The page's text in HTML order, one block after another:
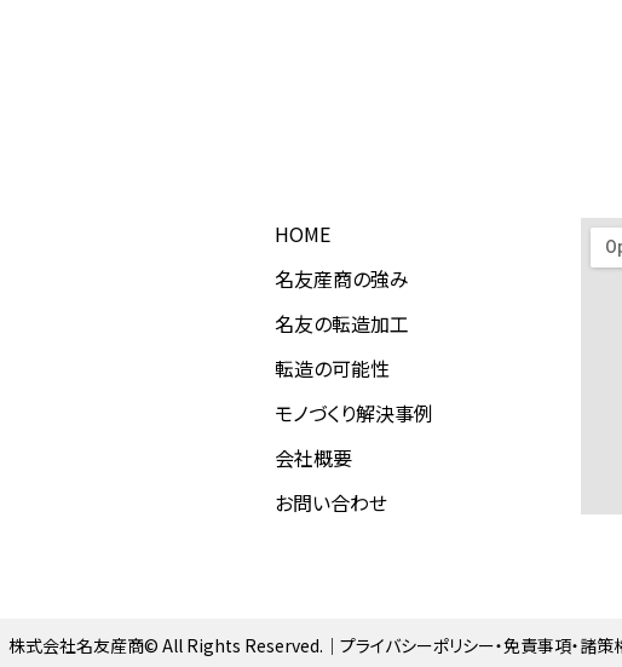
HOME
名友産商の強み
名友の転造加工
転造の可能性
モノづくり解決事例
会社概要
お問い合わせ
株式会社名友産商© All Rights Reserved.｜ プライバシーポリシー・免責事項・諸